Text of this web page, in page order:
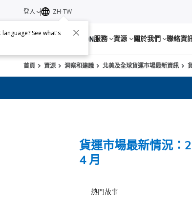
服務 資源 關於我們 聯絡資
登入 ZH-TW
See what's
首頁 資源 洞察和建議 北美及全球貨運市場最新資訊
貨運市場最新情況：
4 月
熱門故事